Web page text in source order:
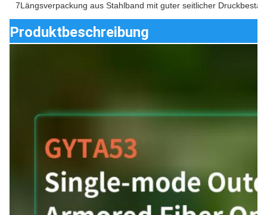
7Längsverpackung aus Stahlband mit guter seitlicher
Produktbeschreibung